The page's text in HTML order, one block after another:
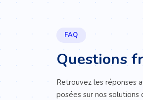
FAQ
Questions
Retrouvez les réponses
posées sur nos solutions